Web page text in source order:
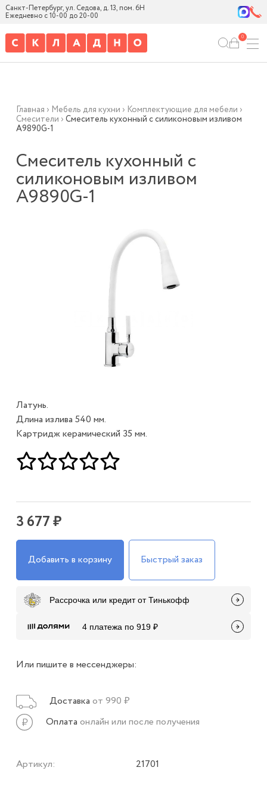
Санкт-Петербург, ул. Седова, д. 13, пом. 6Н
Ежедневно с 10-00 до 20-00
0
Главная › Мебель для кухни › Комплектующие для мебели ›
Смесители › Смеситель кухонный с силиконовым изливом
А9890G-1
Смеситель кухонный с
силиконовым изливом
А9890G-1
Латунь.
Длина излива 540 мм.
Картридж керамический 35 мм.
3 677 ₽
Добавить в корзину Быстрый заказ
Рассрочка или кредит от Тинькофф
4 платежа по 919 ₽
Или пишите в мессенджеры:
Доставка от 990 ₽
Оплата онлайн или после получения
Артикул: 21701